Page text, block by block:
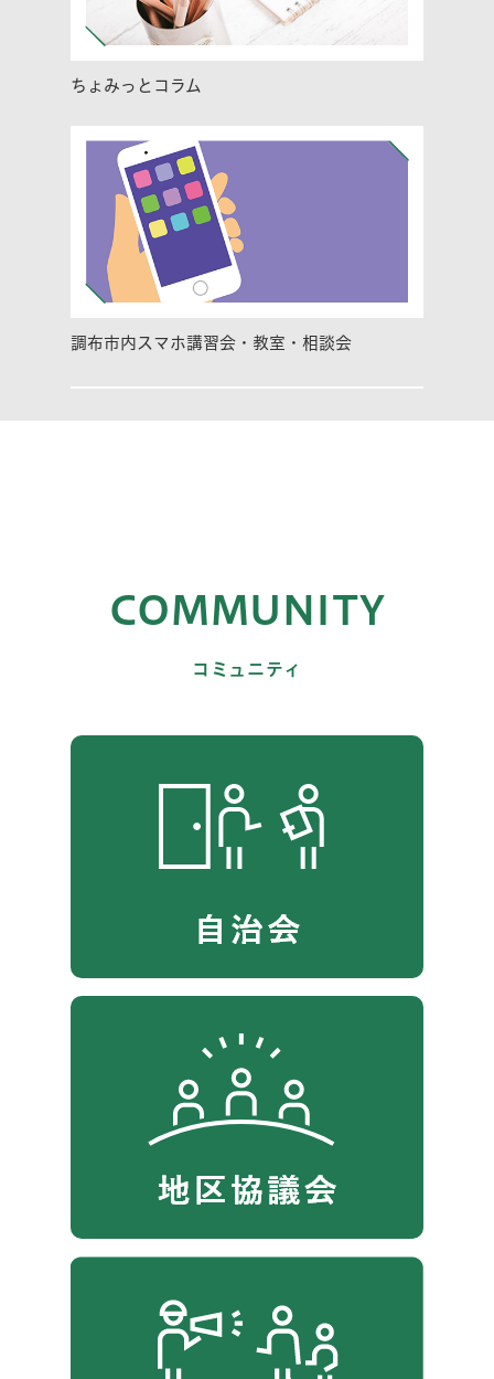
ちょみっとコラム
調布市内スマホ講習会・教室・相談会
COMMUNITY
コミュニティ